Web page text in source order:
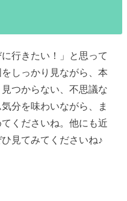
行きたい！」と思って
しっかり見ながら、本
つからない、不思議な
分を味わいながら、ま
くださいね。他にも近
見てみてくださいね♪